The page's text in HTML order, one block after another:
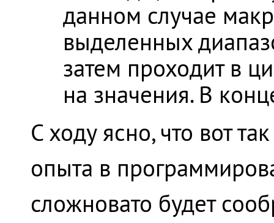
данном случае
выделенных
затем проходит в
на значения. В
С ходу ясно, что вот
опыта в
сложновато будет